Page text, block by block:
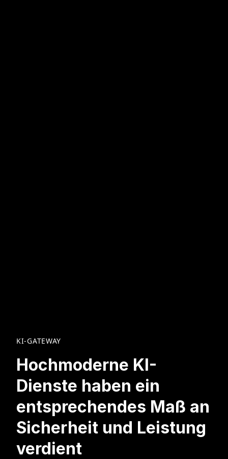
KI-GATEWAY
Hochmoderne KI-
Dienste haben ein
entsprechendes Maß an
Sicherheit und Leistung
verdient